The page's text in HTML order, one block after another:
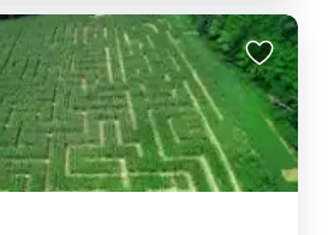
Ajouter
aux
favoris